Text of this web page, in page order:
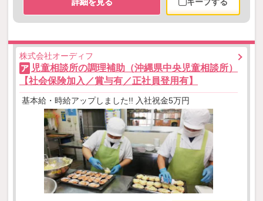
株式会社オーディフ
ア 児童相談所の調理補助（沖縄県中央児童相談所）
【社会保険加入／賞与有／正社員登用有】
基本給・時給アップしました!! 入社祝金5万円